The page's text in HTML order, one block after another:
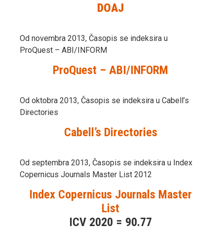
DOAJ
Od novembra 2013, Časopis se indeksira u
ProQuest – ABI/INFORM
ProQuest – ABI/INFORM
Od oktobra 2013, Časopis se indeksira u Cabell’s
Directories
Cabell’s Directories
Od septembra 2013, Časopis se indeksira u Index
Copernicus Journals Master List 2012
Index Copernicus Journals Master
List
ICV 2020 = 90.77